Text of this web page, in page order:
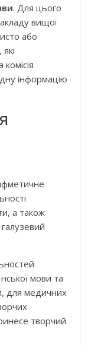
. Для цього
вищої
або
інформацію
а також
мови та
для медичних
творчий